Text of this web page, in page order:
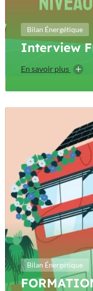
Bilan Énergétique
Interview
En savoir plus
Bilan Énergétique